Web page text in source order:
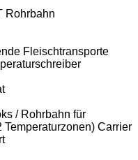
Rohrbahn
Fleischtransporte
/ Rohrbahn für
Temperaturzonen) Carrier